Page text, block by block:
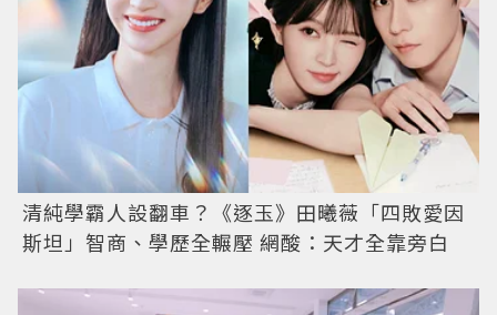
清純學霸人設翻車？《逐玉》田曦薇「四敗愛因
斯坦」智商、學歷全輾壓 網酸：天才全靠旁白